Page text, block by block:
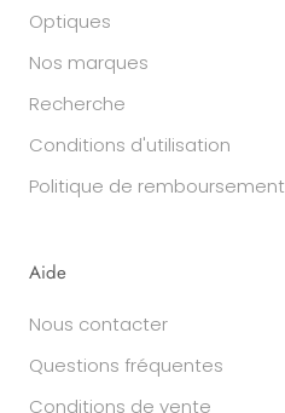
Optiques
Nos marques
Recherche
Conditions d'utilisation
Politique de remboursement
Aide
Nous contacter
Questions fréquentes
Conditions de vente